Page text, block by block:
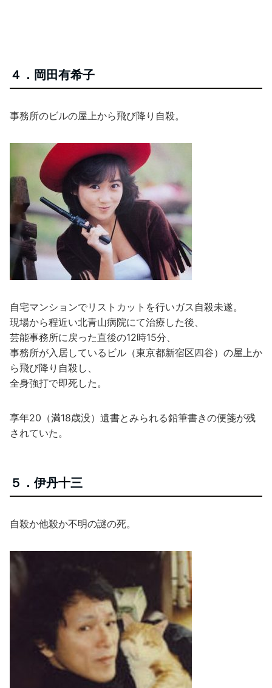
４．岡田有希子
事務所のビルの屋上から飛び降り自殺。
自宅マンションでリストカットを行いガス自殺未遂。
現場から程近い北青山病院にて治療した後、
芸能事務所に戻った直後の12時15分、
事務所が入居しているビル（東京都新宿区四谷）の屋上か
ら飛び降り自殺し、
全身強打で即死した。
享年20（満18歳没）遺書とみられる鉛筆書きの便箋が残
されていた。
５．伊丹十三
自殺か他殺か不明の謎の死。